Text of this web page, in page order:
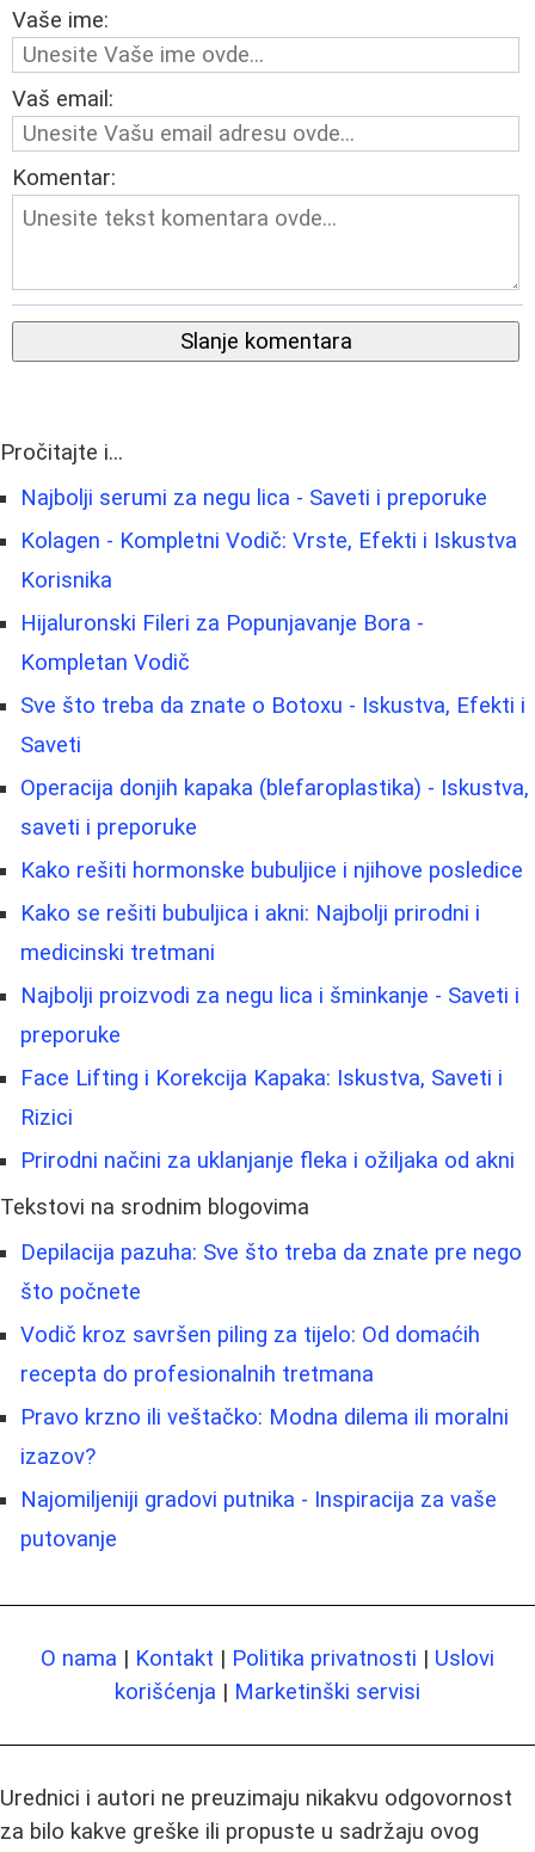
Vaše ime:
Vaš email:
Komentar:
Slanje komentara
Pročitajte i...
Najbolji serumi za negu lica - Saveti i preporuke
Kolagen - Kompletni Vodič: Vrste, Efekti i Iskustva
Korisnika
Hijaluronski Fileri za Popunjavanje Bora -
Kompletan Vodič
Sve što treba da znate o Botoxu - Iskustva, Efekti i
Saveti
Operacija donjih kapaka (blefaroplastika) - Iskustva,
saveti i preporuke
Kako rešiti hormonske bubuljice i njihove posledice
Kako se rešiti bubuljica i akni: Najbolji prirodni i
medicinski tretmani
Najbolji proizvodi za negu lica i šminkanje - Saveti i
preporuke
Face Lifting i Korekcija Kapaka: Iskustva, Saveti i
Rizici
Prirodni načini za uklanjanje fleka i ožiljaka od akni
Tekstovi na srodnim blogovima
Depilacija pazuha: Sve što treba da znate pre nego
što počnete
Vodič kroz savršen piling za tijelo: Od domaćih
recepta do profesionalnih tretmana
Pravo krzno ili veštačko: Modna dilema ili moralni
izazov?
Najomiljeniji gradovi putnika - Inspiracija za vaše
putovanje
O nama | Kontakt | Politika privatnosti | Uslovi
korišćenja | Marketinški servisi
Urednici i autori ne preuzimaju nikakvu odgovornost
za bilo kakve greške ili propuste u sadržaju ovog